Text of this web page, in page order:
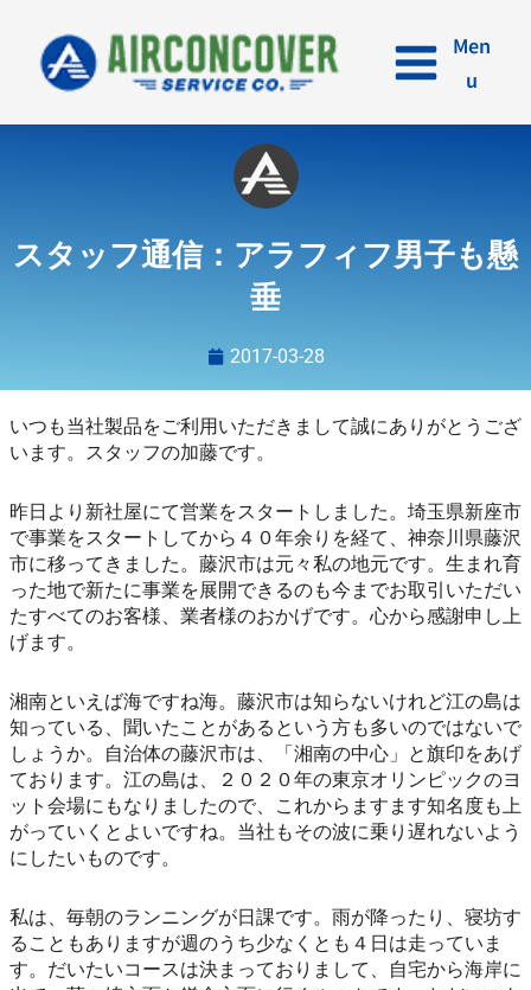
キ
Men
u
スタッフ通信：アラフィフ男子も懸
垂
2017-03-28
いつも当社製品をご利用いただきまして誠にありがとうござ
います。スタッフの加藤です。
昨日より新社屋にて営業をスタートしました。埼玉県新座市
で事業をスタートしてから４０年余りを経て、神奈川県藤沢
市に移ってきました。藤沢市は元々私の地元です。生まれ育
った地で新たに事業を展開できるのも今までお取引いただい
たすべてのお客様、業者様のおかげです。心から感謝申し上
げます。
湘南といえば海ですね海。藤沢市は知らないけれど江の島は
知っている、聞いたことがあるという方も多いのではないで
しょうか。自治体の藤沢市は、「湘南の中心」と旗印をあげ
ております。江の島は、２０２０年の東京オリンピックのヨ
ット会場にもなりましたので、これからますます知名度も上
がっていくとよいですね。当社もその波に乗り遅れないよう
にしたいものです。
私は、毎朝のランニングが日課です。雨が降ったり、寝坊す
ることもありますが週のうち少なくとも４日は走っていま
す。だいたいコースは決まっておりまして、自宅から海岸に